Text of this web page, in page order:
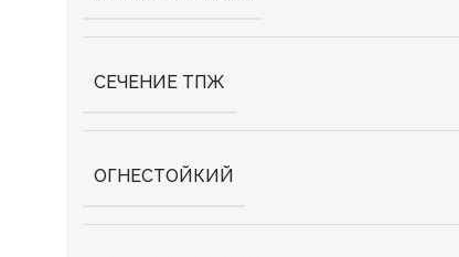
СЕЧЕНИЕ ТПЖ
ОГНЕСТОЙКИЙ